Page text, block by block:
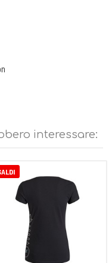
interessare: